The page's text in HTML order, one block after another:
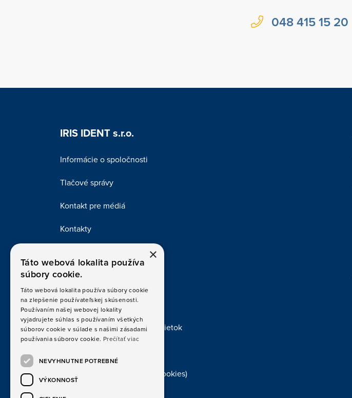
048 415 15 20
IRIS IDENT s.r.o.
Informácie o spoločnosti
Tlačové správy
Kontakt pre médiá
Kontakty
Dokumenty
Legislatíva a formuláre
Vybavovanie sťažností a námietok
Ochrana osobných údajov (cookies)
×
Táto webová lokalita používa
súbory cookie.
Táto webová lokalita používa súbory cookie
na zlepšenie používateľskej skúsenosti.
Používaním našej webovej lokality
vyjadrujete súhlas s používaním všetkých
súborov cookie v súlade s našimi zásadami
používania súborov cookie. Prečítať viac
NEVYHNUTNE POTREBNÉ
VÝKONNOSŤ